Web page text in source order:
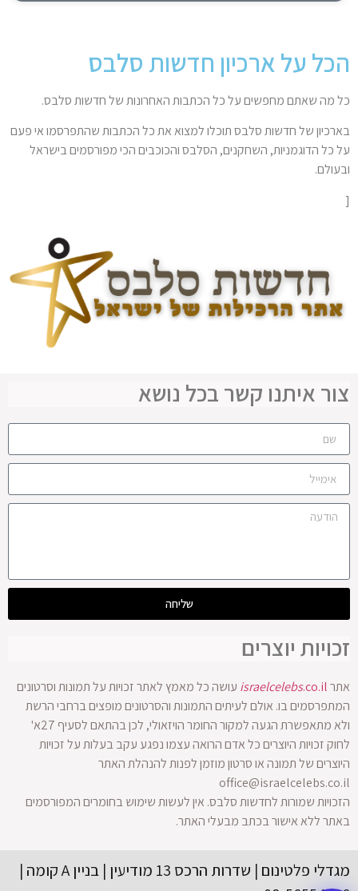
הכל על ארכיון חדשות סלבס
כל מה שאתם מחפשים על כל הכתבות האחרונות של חדשות סלבס.
בארכיון של חדשות סלבס תוכלו למצוא את כל הכתבות שהתפרסמו אי פעם
על כל הדוגמניות, השחקנים, הסלבס והכוכבים הכי מפורסמים בישראל
ובעולם.
[
צור איתנו קשר בכל נושא
שליחה
זכויות יוצרים
אתר israelcelebs.co.il
עושה כל מאמץ לאתר זכויות על תמונות וסרטונים
המתפרסמים בו. אולם לעיתים התמונות והסרטונים מופצים ברחבי הרשת
ולא מתאפשרת הגעה למקור החומר הויזאולי, לכן בהתאם לסעיף 27א'
לחוק זכויות היוצרים כל אדם הרואה עצמו נפגע עקב בעלות על זכויות
היוצרים של תמונה או סרטון מוזמן לפנות להנהלת האתר
office@israelcelebs.co.il
הזכויות שמורות לחדשות סלבס. אין לעשות שימוש בחומרים המפורסמים
באתר ללא אישור בכתב מבעלי האתר.
מגדלי פלטינום | שדרות הרכס 13 מודיעין | בניין A קומה |